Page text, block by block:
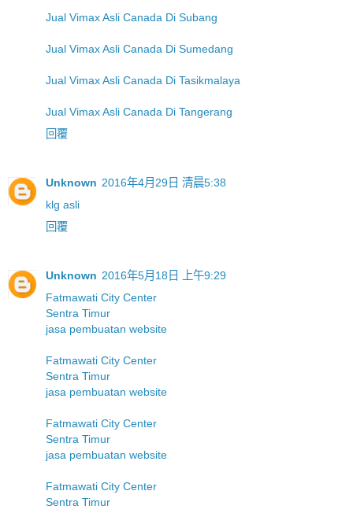
Jual Vimax Asli Canada Di Subang
Jual Vimax Asli Canada Di Sumedang
Jual Vimax Asli Canada Di Tasikmalaya
Jual Vimax Asli Canada Di Tangerang
回覆
Unknown 2016年4月29日 清晨5:38
klg asli
回覆
Unknown 2016年5月18日 上午9:29
Fatmawati City Center
Sentra Timur
jasa pembuatan website
Fatmawati City Center
Sentra Timur
jasa pembuatan website
Fatmawati City Center
Sentra Timur
jasa pembuatan website
Fatmawati City Center
Sentra Timur